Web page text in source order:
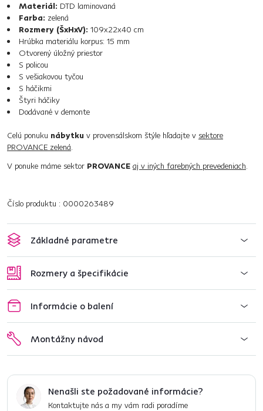
Materiál: DTD laminovaná
Farba: zelená
Rozmery (ŠxHxV): 109x22x40 cm
Hrúbka materiálu korpus: 15 mm
Otvorený úložný priestor
S policou
S vešiakovou tyčou
S háčikmi
Štyri háčiky
Dodávané v demonte
Celú ponuku nábytku v provensálskom štýle hľadajte v sektore
PROVANCE zelená.
V ponuke máme sektor PROVANCE aj v iných farebných prevedeniach.
Číslo produktu : 0000263489
Základné parametre
Rozmery a špecifikácie
Informácie o balení
Montážny návod
Nenašli ste požadované informácie?
Kontaktujte nás a my vám radi poradíme